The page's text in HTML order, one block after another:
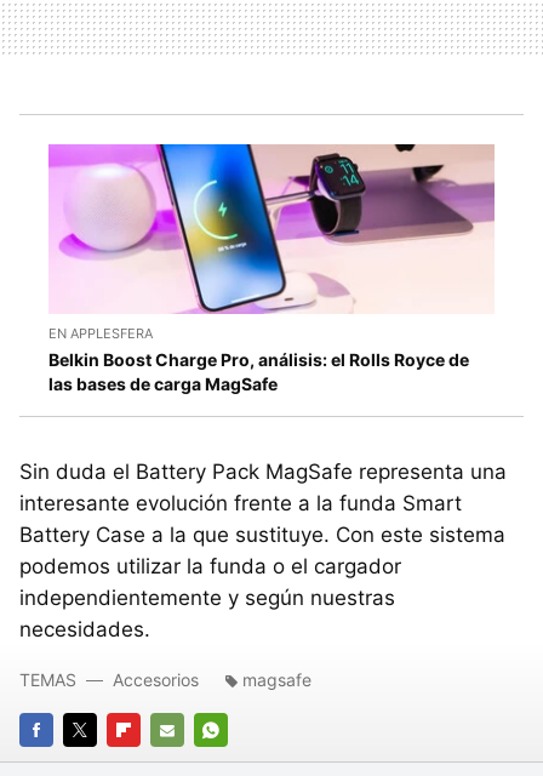
EN APPLESFERA
Belkin Boost Charge Pro, análisis: el Rolls Royce de
las bases de carga MagSafe
Sin duda el Battery Pack MagSafe representa una
interesante evolución frente a la funda Smart
Battery Case a la que sustituye. Con este sistema
podemos utilizar la funda o el cargador
independientemente y según nuestras
necesidades.
FACEBOOK
TWITTERFLIPBOARD
E-
WHATSAPP
TEMAS Accesorios magsafe